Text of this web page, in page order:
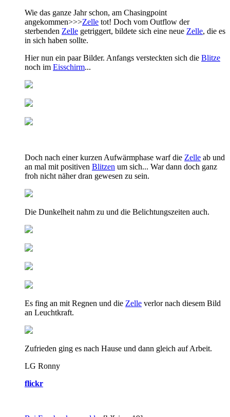
Wie das ganze Jahr schon, am Chasingpoint
angekommen>>>Zelle tot! Doch vom Outflow der
sterbenden Zelle getriggert, bildete sich eine neue Zelle, die es
in sich haben sollte.
Hier nun ein paar Bilder. Anfangs versteckten sich die Blitze
noch im Eisschirm...
Doch nach einer kurzen Aufwärmphase warf die Zelle ab und
an mal mit positiven Blitzen um sich... War dann doch ganz
froh nicht näher dran gewesen zu sein.
Die Dunkelheit nahm zu und die Belichtungszeiten auch.
Es fing an mit Regnen und die Zelle verlor nach diesem Bild
an Leuchtkraft.
Zufrieden ging es nach Hause und dann gleich auf Arbeit.
LG Ronny
flickr